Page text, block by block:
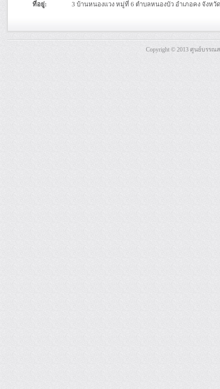
ที่อยู่: 3 บ้านหนองแวง หมู่ที่ 6 ตำบลหนองบัว อำเภอคง จังหวั
Copyright © 2013 ศูนย์บรร